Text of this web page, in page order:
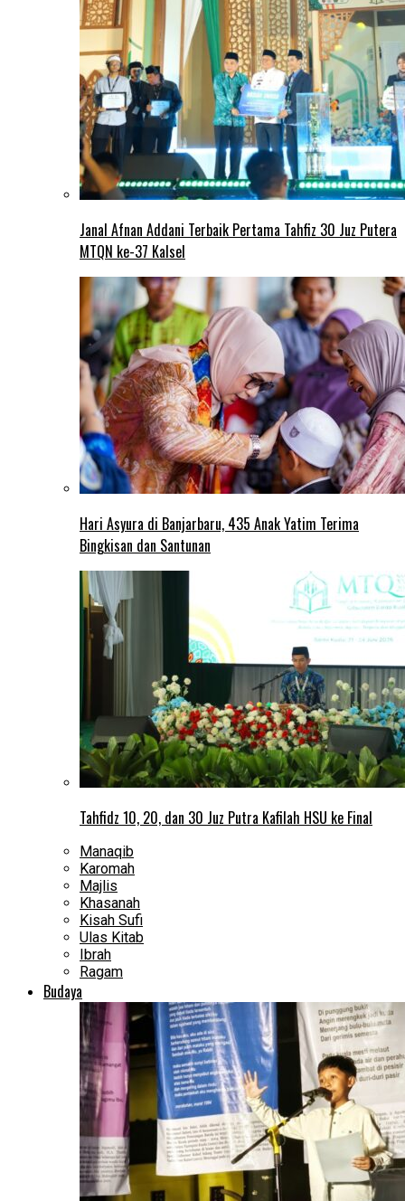
Janal Afnan Addani Terbaik Pertama Tahfiz 30 Juz Putera
MTQN ke-37 Kalsel
Hari Asyura di Banjarbaru, 435 Anak Yatim Terima
Bingkisan dan Santunan
Tahfidz 10, 20, dan 30 Juz Putra Kafilah HSU ke Final
Manaqib
Karomah
Majlis
Khasanah
Kisah Sufi
Ulas Kitab
Ibrah
Ragam
Budaya